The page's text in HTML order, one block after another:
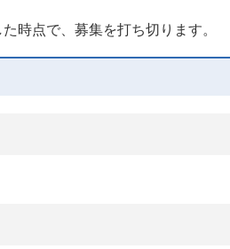
時点で、募集を打ち切ります。